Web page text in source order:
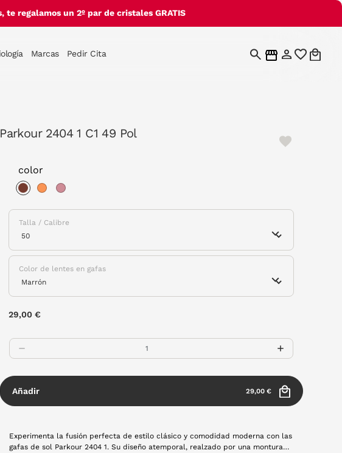
regalamos un 2º par de cristales GRATIS
Marcas Pedir Cita
Parkour 2404 1 C1 49 Pol
color
Talla / Calibre
Color de lentes en gafas
29,00 €
Añadir 29,00 €
Experimenta la fusión perfecta de estilo clásico y comodidad moderna con las
gafas de sol Parkour 2404 1. Su diseño atemporal, realzado por una montura